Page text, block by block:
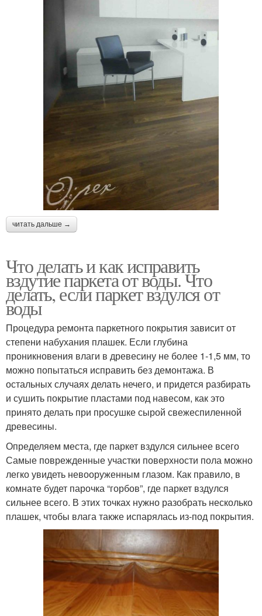
читать дальше →
Что делать и как исправить
вздутие паркета от воды. Что
делать, если паркет вздулся от
воды
Процедура ремонта паркетного покрытия зависит от
степени набухания плашек. Если глубина
проникновения влаги в древесину не более 1-1,5 мм, то
можно попытаться исправить без демонтажа. В
остальных случаях делать нечего, и придется разбирать
и сушить покрытие пластами под навесом, как это
принято делать при просушке сырой свежеспиленной
древесины.
Определяем места, где паркет вздулся сильнее всего
Самые поврежденные участки поверхности пола можно
легко увидеть невооруженным глазом. Как правило, в
комнате будет парочка “горбов”, где паркет вздулся
сильнее всего. В этих точках нужно разобрать несколько
плашек, чтобы влага также испарялась из-под покрытия.